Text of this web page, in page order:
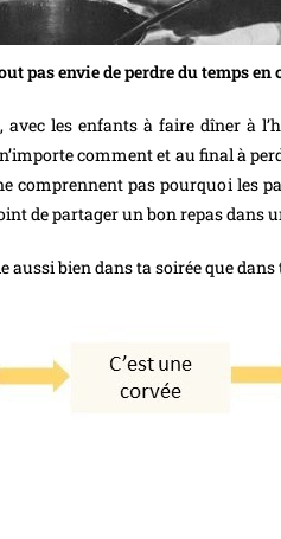
pas envie de perdre du temps en
les enfants à faire dîner à
comment et au final à
comprennent pas pourquoi les
de partager un bon repas dans
aussi bien dans ta soirée que